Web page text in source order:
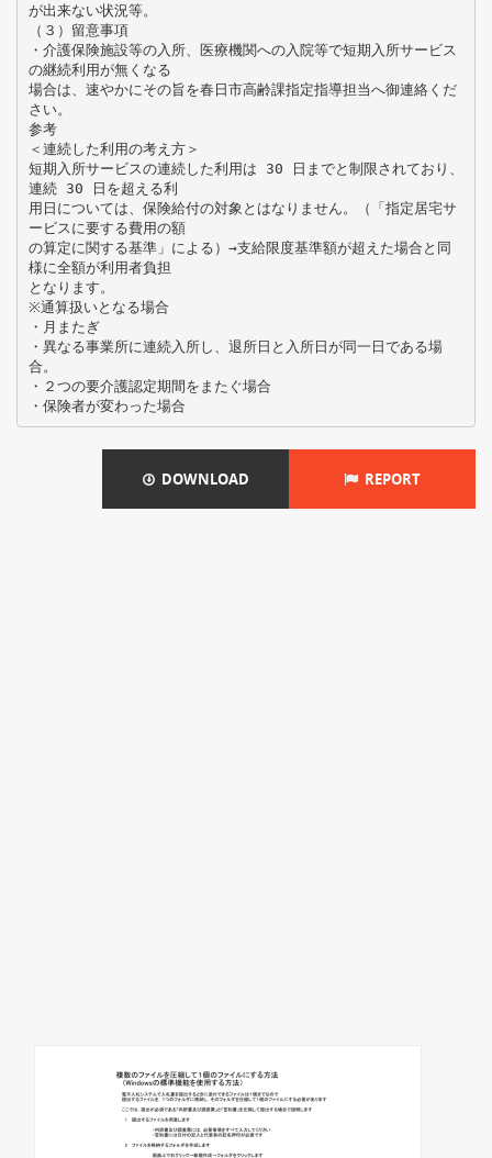
が出来ない状況等。
（３）留意事項
・介護保険施設等の入所、医療機関への入院等で短期入所サービス
の継続利用が無くなる
場合は、速やかにその旨を春日市高齢課指定指導担当へ御連絡くだ
さい。
参考
＜連続した利用の考え方＞
短期入所サービスの連続した利用は 30 日までと制限されており、
連続 30 日を超える利
用日については、保険給付の対象とはなりません。（「指定居宅サ
ービスに要する費用の額
の算定に関する基準」による）→支給限度基準額が超えた場合と同
様に全額が利用者負担
となります。
※通算扱いとなる場合
・月またぎ
・異なる事業所に連続入所し、退所日と入所日が同一日である場
合。
・２つの要介護認定期間をまたぐ場合
DOWNLOAD REPORT